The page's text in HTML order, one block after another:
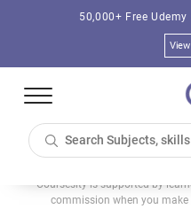
50,000+ Free
Coursesity is supported by
commission when you make